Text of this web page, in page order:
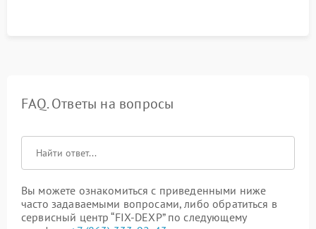
FAQ. Ответы на вопросы
Вы можете ознакомиться с приведенными ниже
часто задаваемыми вопросами, либо обратиться в
сервисный центр “FIX-DEXP” по следующему